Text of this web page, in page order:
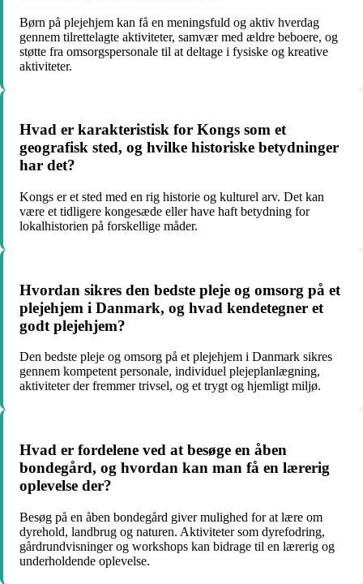
Børn på plejehjem kan få en meningsfuld og aktiv hverdag
gennem tilrettelagte aktiviteter, samvær med ældre beboere, og
støtte fra omsorgspersonale til at deltage i fysiske og kreative
aktiviteter.
Hvad er karakteristisk for Kongs som et
geografisk sted, og hvilke historiske betydninger
har det?
Kongs er et sted med en rig historie og kulturel arv. Det kan
være et tidligere kongesæde eller have haft betydning for
lokalhistorien på forskellige måder.
Hvordan sikres den bedste pleje og omsorg på et
plejehjem i Danmark, og hvad kendetegner et
godt plejehjem?
Den bedste pleje og omsorg på et plejehjem i Danmark sikres
gennem kompetent personale, individuel plejeplanlægning,
aktiviteter der fremmer trivsel, og et trygt og hjemligt miljø.
Hvad er fordelene ved at besøge en åben
bondegård, og hvordan kan man få en lærerig
oplevelse der?
Besøg på en åben bondegård giver mulighed for at lære om
dyrehold, landbrug og naturen. Aktiviteter som dyrefodring,
gårdrundvisninger og workshops kan bidrage til en lærerig og
underholdende oplevelse.